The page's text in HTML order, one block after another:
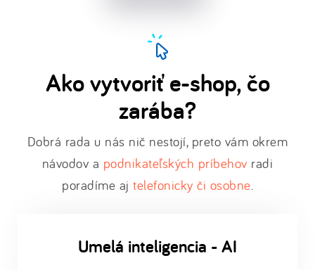
Ako vytvoriť e-shop, čo
zarába?
Dobrá rada u nás nič nestojí, preto vám okrem
návodov a podnikateľských príbehov radi
poradíme aj telefonicky či osobne.
Umelá inteligencia - AI